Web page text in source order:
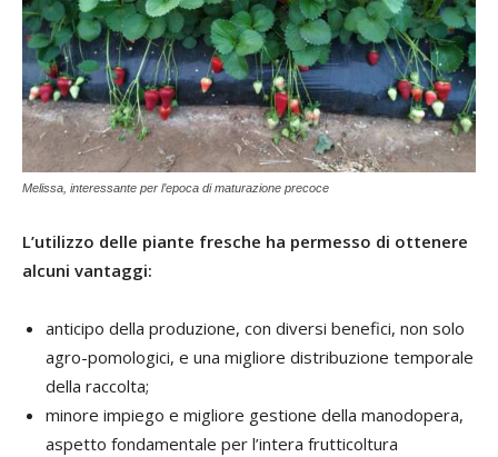
Melissa, interessante per l’epoca di maturazione precoce
L’utilizzo delle piante fresche ha permesso di ottenere
alcuni vantaggi:
anticipo della produzione, con diversi benefici, non solo
agro-pomologici, e una migliore distribuzione temporale
della raccolta;
minore impiego e migliore gestione della manodopera,
aspetto fondamentale per l’intera frutticoltura